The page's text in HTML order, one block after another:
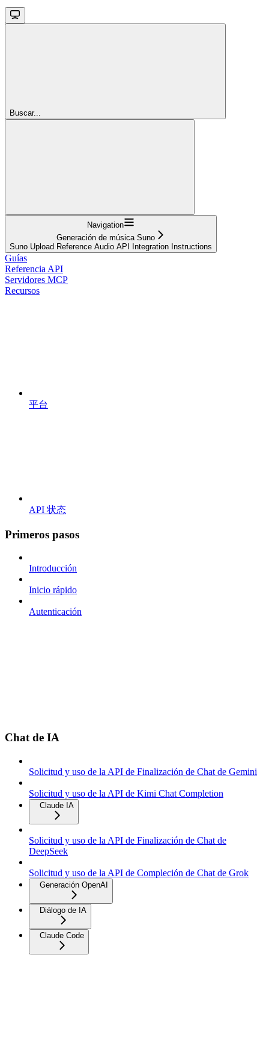
Buscar...
Navigation
Generación de música Suno
Suno Upload Reference Audio API Integration Instructions
Guías
Referencia API
Servidores MCP
Recursos
平台
API 状态
Primeros pasos
Introducción
Inicio rápido
Autenticación
Chat de IA
Solicitud y uso de la API de Finalización de Chat de Gemini
Solicitud y uso de la API de Kimi Chat Completion
Claude IA
Solicitud y uso de la API de Finalización de Chat de
DeepSeek
Solicitud y uso de la API de Compleción de Chat de Grok
Generación OpenAI
Diálogo de IA
Claude Code